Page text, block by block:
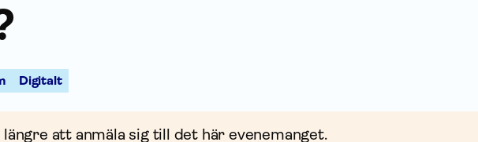
Digitalt
att anmäla sig till det här evenemanget.